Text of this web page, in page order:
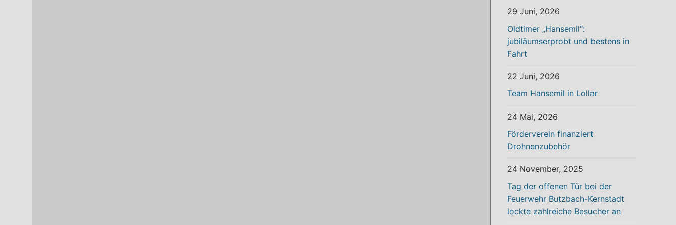
29 Juni, 2026
Oldtimer „Hansemil“:
jubiläumserprobt und bestens in
Fahrt
22 Juni, 2026
Team Hansemil in Lollar
24 Mai, 2026
Förderverein finanziert
Drohnenzubehör
24 November, 2025
Tag der offenen Tür bei der
Feuerwehr Butzbach-Kernstadt
lockte zahlreiche Besucher an